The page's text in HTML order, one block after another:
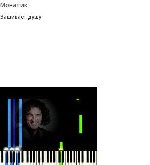
Монатик
Зашивает душу